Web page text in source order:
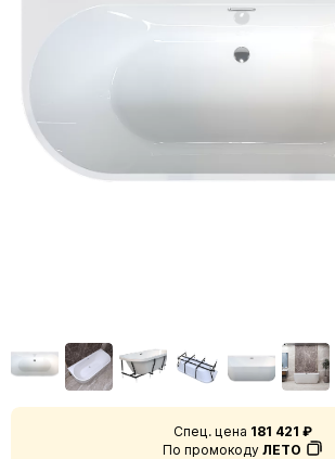
Спец. цена 181 421 ₽
По промокоду ЛЕТО